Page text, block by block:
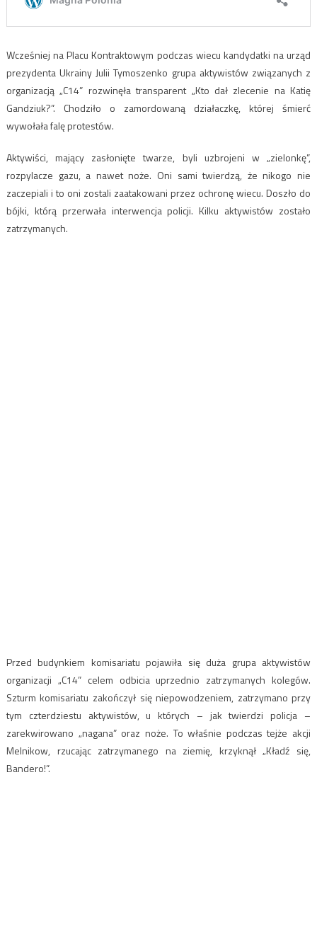
Wcześniej na Placu Kontraktowym podczas wiecu kandydatki na urząd
prezydenta Ukrainy Julii Tymoszenko grupa aktywistów związanych z
organizacją „C14” rozwinęła transparent „Kto dał zlecenie na Katię
Gandziuk?”. Chodziło o zamordowaną działaczkę, której śmierć
wywołała falę protestów.
Aktywiści, mający zasłonięte twarze, byli uzbrojeni w „zielonkę”,
rozpylacze gazu, a nawet noże. Oni sami twierdzą, że nikogo nie
zaczepiali i to oni zostali zaatakowani przez ochronę wiecu. Doszło do
bójki, którą przerwała interwencja policji. Kilku aktywistów zostało
zatrzymanych.
Przed budynkiem komisariatu pojawiła się duża grupa aktywistów
organizacji „C14” celem odbicia uprzednio zatrzymanych kolegów.
Szturm komisariatu zakończył się niepowodzeniem, zatrzymano przy
tym czterdziestu aktywistów, u których – jak twierdzi policja –
zarekwirowano „nagana” oraz noże. To właśnie podczas tejże akcji
Melnikow, rzucając zatrzymanego na ziemię, krzyknął „Kładź się,
Bandero!”.